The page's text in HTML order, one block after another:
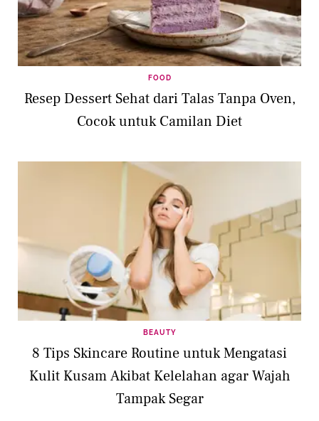
FOOD
Resep Dessert Sehat dari Talas Tanpa Oven,
Cocok untuk Camilan Diet
BEAUTY
8 Tips Skincare Routine untuk Mengatasi
Kulit Kusam Akibat Kelelahan agar Wajah
Tampak Segar